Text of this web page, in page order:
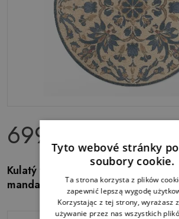
699.00 Kč
Kulatý vinylový koberec
mandala vintage
Tyto webové stránky
soubory cookie.
Ta strona korzysta z plików
zapewnić lepszą wygodę
Korzystając z tej strony, wyrażasz
używanie przez nas wszystkich